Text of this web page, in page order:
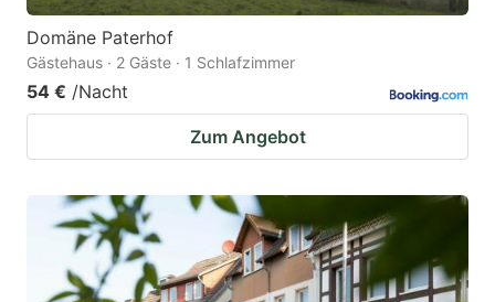
Domäne Paterhof
Gästehaus · 2 Gäste · 1 Schlafzimmer
54 € /Nacht
Zum Angebot